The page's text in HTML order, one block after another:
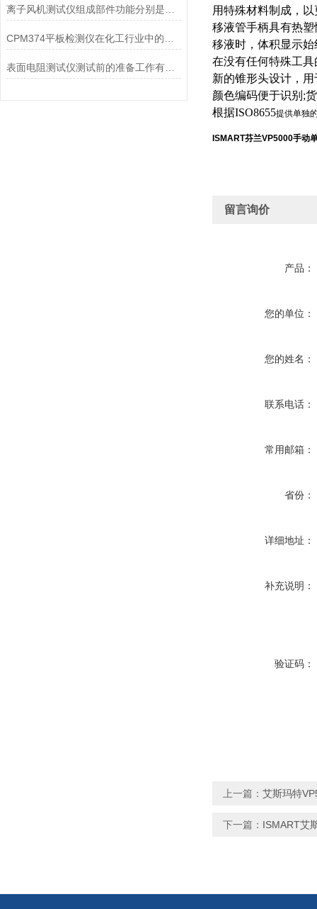
表面电阻测试仪测试前的准备工作有哪些？
用特殊材料制成，
移液管手柄具有热
移液时，体积显示始
在没有任何特殊工
新的锥形头设计，
颜色编码便于识别;
根据ISO8655提供单独
ISMART芬兰VP5000手动
留言询价
产品：
您的单位：
您的姓名：
联系电话：
常用邮箱：
省份：
详细地址：
补充说明：
验证码：
上一篇： 艾斯玛特
下一篇： ISMART艾